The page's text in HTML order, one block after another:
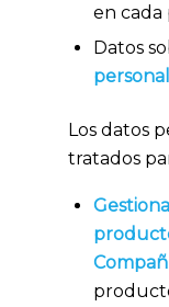
en cada
Datos
Los datos
tratados